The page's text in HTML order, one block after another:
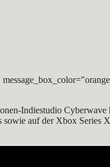
Indiestudio
auf der Xbox Series